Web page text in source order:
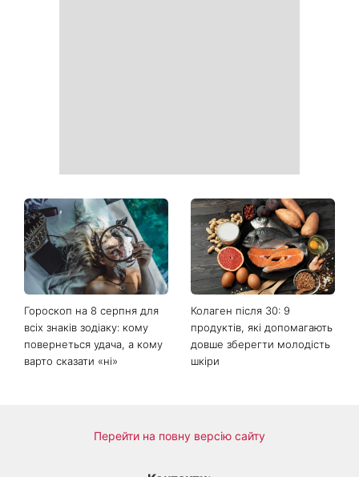
Гороскоп на 8 серпня для
всіх знаків зодіаку: кому
повернеться удача, а кому
варто сказати «ні»
Колаген після 30: 9
продуктів, які допомагають
довше зберегти молодість
шкіри
Перейти на повну версію сайту